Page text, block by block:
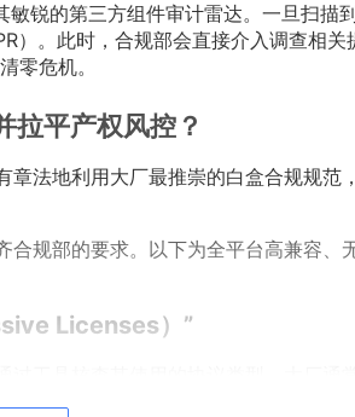
锐的第三方组件审计雷达。一旦扫描
）。此时，合规部会直接介入调查相关
零危机。
拉平产权风控？
法地利用大厂最推崇的白盒合规规范
规部的要求。以下为全平台高兼容、
Licenses）”